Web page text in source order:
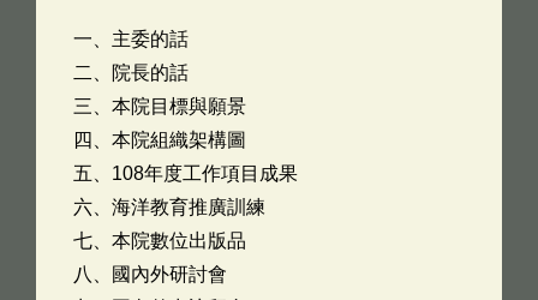
一、主委的話
二、院長的話
三、本院目標與願景
四、本院組織架構圖
五、108年度工作項目成果
六、海洋教育推廣訓練
七、本院數位出版品
八、國內外研討會